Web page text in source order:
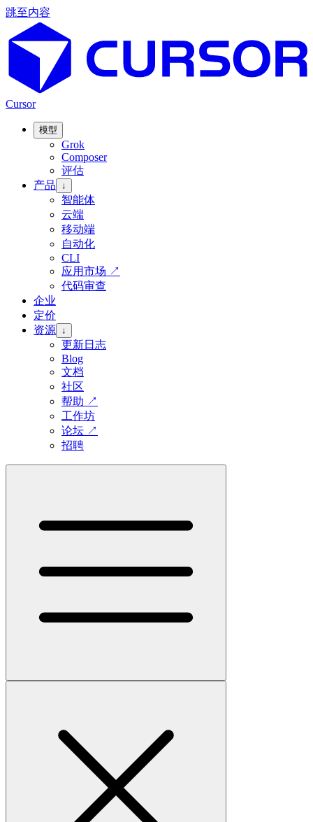
跳至内容
Cursor
模型
Grok
Composer
评估
产品
↓
智能体
云端
移动端
自动化
CLI
应用市场 ↗
代码审查
企业
定价
资源 ↓
更新日志
Blog
文档
社区
帮助 ↗
工作坊
论坛 ↗
招聘